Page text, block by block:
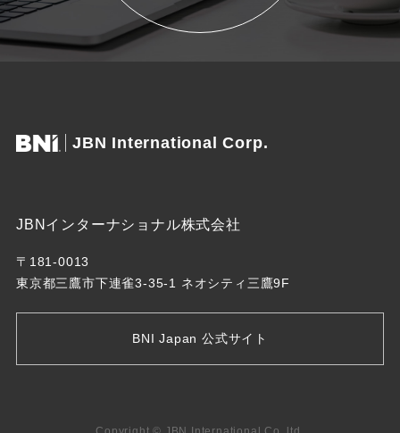
JBN International Corp.
JBNインターナショナル株式会社
〒181-0013
東京都三鷹市下連雀3-35-1 ネオシティ三鷹9F
BNI Japan 公式サイト